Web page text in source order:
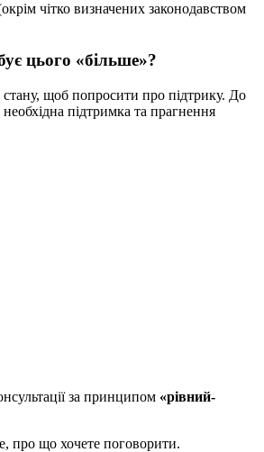
чітко визначених законодавством
цього «більше»?
щоб попросити про підтрику. До
підтримка та прагнення
за принципом «рівний-
про що хочете поговорити.